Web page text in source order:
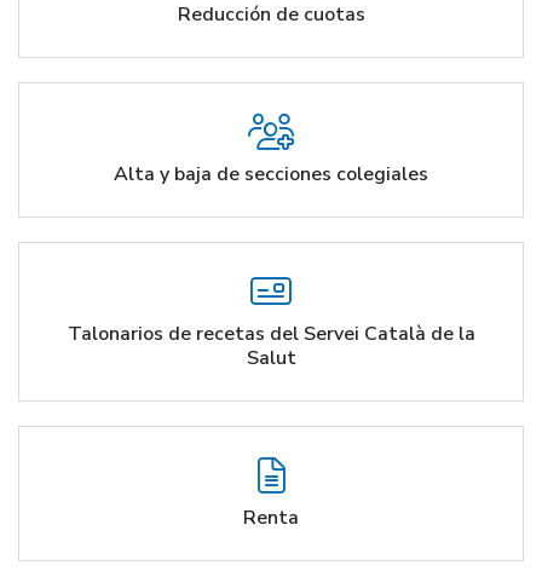
Reducción de cuotas
Alta y baja de secciones colegiales
Talonarios de recetas del Servei Català de la
Salut
Renta